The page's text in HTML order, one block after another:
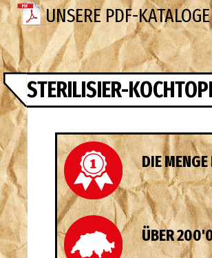
UNSERE PDF-KATALOGE
STERILISIER-
DIE
ÜBER